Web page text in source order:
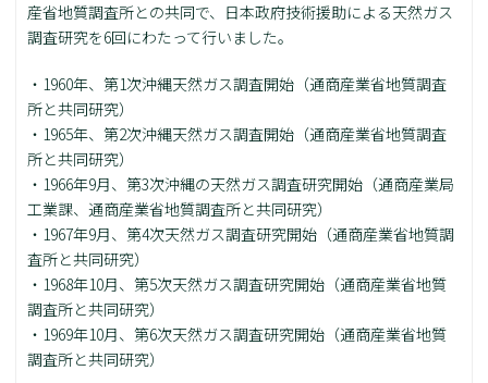
産省地質調査所との共同で、日本政府技術援助による天然ガス
調査研究を6回にわたって行いました。
・1960年、第1次沖縄天然ガス調査開始（通商産業省地質調査
所と共同研究）
・1965年、第2次沖縄天然ガス調査開始（通商産業省地質調査
所と共同研究）
・1966年9月、第3次沖縄の天然ガス調査研究開始（通商産業局
工業課、通商産業省地質調査所と共同研究）
・1967年9月、第4次天然ガス調査研究開始（通商産業省地質調
査所と共同研究）
・1968年10月、第5次天然ガス調査研究開始（通商産業省地質
調査所と共同研究）
・1969年10月、第6次天然ガス調査研究開始（通商産業省地質
調査所と共同研究）